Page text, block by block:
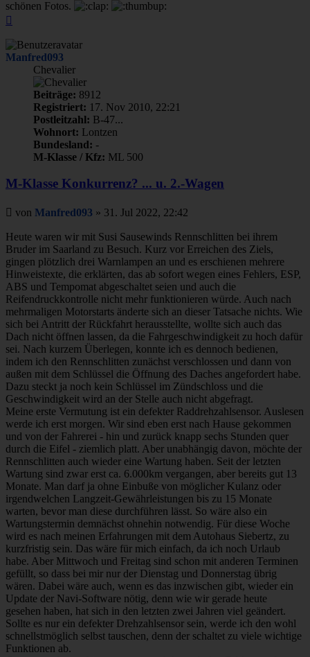
schönen Fotos.
Manfred093
Chevalier
Beiträge: 8912
Registriert: 17. Nov 2010, 22:21
Postleitzahl: B-47...
Wohnort: Lontzen
Bundesland: -
M-Klasse / Kfz: ML 500
M-Klasse Konkurrenz? ... u. 2.-Wagen
Beitrag
von Manfred093 » 31. Jul 2022, 22:42
Heute waren wir mit Susi Sausewinds Rennschlitten bei ihrem
Bruder im Saarland zu Besuch. Kurz vor Erreichen des Ziels,
gingen plötzlich drei Warnlampen an und es erschienen mehrere
Hinweistexte, die erklärten, das ab sofort wegen eines Fehlers, ESP,
ABS und Tempomat abgeschaltet seien und auch die
Reifendruckkontrolle nicht mehr funktionieren würde. Auch nach
mehrmaligen Motorstarts änderte sich an dieser Tatsache nichts. Wie
sich bei Antritt der Rückfahrt herausstellte, wollte sich auch das
Dach nicht öffnen lassen, da die Fahrgeschwindigkeit zu hoch dafür
sei. Nach kurzem Überlegen, konnte ich es dennoch bedienen,
indem ich den Rennschlitten zunächst verschlossen und dann von
außen mit dem Schlüssel die Öffnung des Daches angefordert habe.
Dazu steckt ja noch kein Schlüssel im Zündschloss und die
Geschwindigkeit wird an der Stelle auch nicht abgefragt.
Meine erste Vermutung ist ein defekter Raddrehzahlsensor. Auslesen
werde ich erst morgen. Wir sind eben erst nach Hause gekommen
und von der Fahrerei - hin und zurück knapp sechs Stunden quer
durch die Eifel - ziemlich platt. Aber unabhängig davon, möchte der
Rennschlitten auch wieder eine Wartung haben. Seit der letzten
Wartung sind zwar erst ca. 6.000km vergangen, aber bereits gut 13
Monate. Man darf ja ohne Einbuße von möglicher Kulanz oder
irgendwelchen Langzeit-Gewährleistungen bis zu 15 Monate
warten, bevor man diese durchführen lässt. So wäre also ein
Wartungstermin demnächst ohnehin notwendig. Für diese Woche
wird es nach meinen Erfahrungen mit dem Autohaus Siebertz, zu
kurzfristig sein. Das wäre für mich einfach, da ich noch Urlaub
habe. Aber Mittwoch und Freitag sind schon mit anderen Terminen
gefüllt, so dass bei mir nur der Dienstag und Donnerstag übrig
wären. Dabei wäre auch, wenn es das inzwischen gibt, wieder ein
Update der Navi-Software nötig, denn wie wir gerade heute
gesehen haben, hat sich in den letzten zwei Jahren viel geändert.
Sollte es nur ein defekter Drehzahlsensor sein, werde ich den wohl
schnellstmöglich selbst tauschen, denn der schaltet zu viele wichtige
Funktionen ab.